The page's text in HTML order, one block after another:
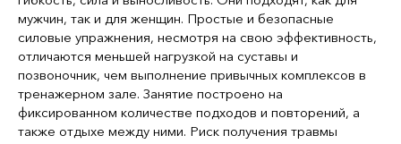
мужчин, так и для женщин. Простые и безопасные
силовые упражнения, несмотря на свою эффективность,
отличаются меньшей нагрузкой на суставы и
позвоночник, чем выполнение привычных комплексов в
тренажерном зале. Занятие построено на
фиксированном количестве подходов и повторений, а
также отдыхе между ними. Риск получения травмы